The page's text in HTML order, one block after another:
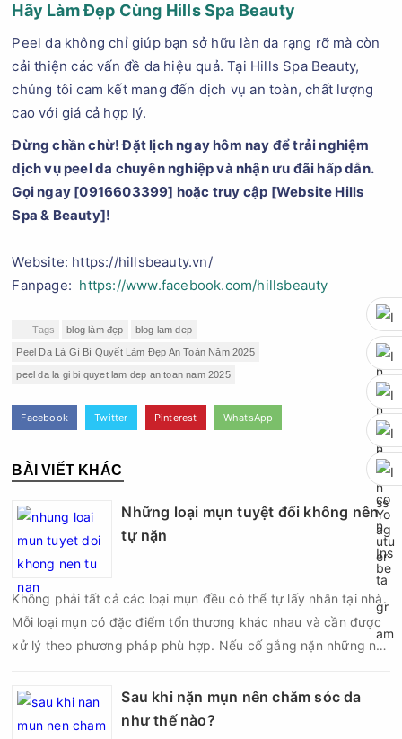
Hãy Làm Đẹp Cùng Hills Spa Beauty
Peel da không chỉ giúp bạn sở hữu làn da rạng rỡ mà còn
cải thiện các vấn đề da hiệu quả. Tại Hills Spa Beauty,
chúng tôi cam kết mang đến dịch vụ an toàn, chất lượng
cao với giá cả hợp lý.
Đừng chần chừ! Đặt lịch ngay hôm nay để trải nghiệm
dịch vụ peel da chuyên nghiệp và nhận ưu đãi hấp dẫn.
Gọi ngay [0916603399] hoặc truy cập [Website Hills
Spa & Beauty]!
Website: https://hillsbeauty.vn/
Fanpage: https://www.facebook.com/hillsbeauty
Tags blog làm đẹp blog lam dep
Peel Da Là Gì Bí Quyết Làm Đẹp An Toàn Năm 2025
peel da la gi bi quyet lam dep an toan nam 2025
Facebook Twitter Pinterest WhatsApp
BÀI VIẾT KHÁC
Những loại mụn tuyệt đối không nên
tự nặn
Không phải tất cả các loại mụn đều có thể tự lấy nhân tại nhà.
Mỗi loại mụn có đặc điểm tổn thương khác nhau và cần được
xử lý theo phương pháp phù hợp. Nếu cố gắng nặn những nốt
nên nghiêm trọng hơn, làm tăng nguy cơ nhiễm trùng, để lại
thâm hoặc sẹo khó phục hồi.
Sau khi nặn mụn nên chăm sóc da
như thế nào?